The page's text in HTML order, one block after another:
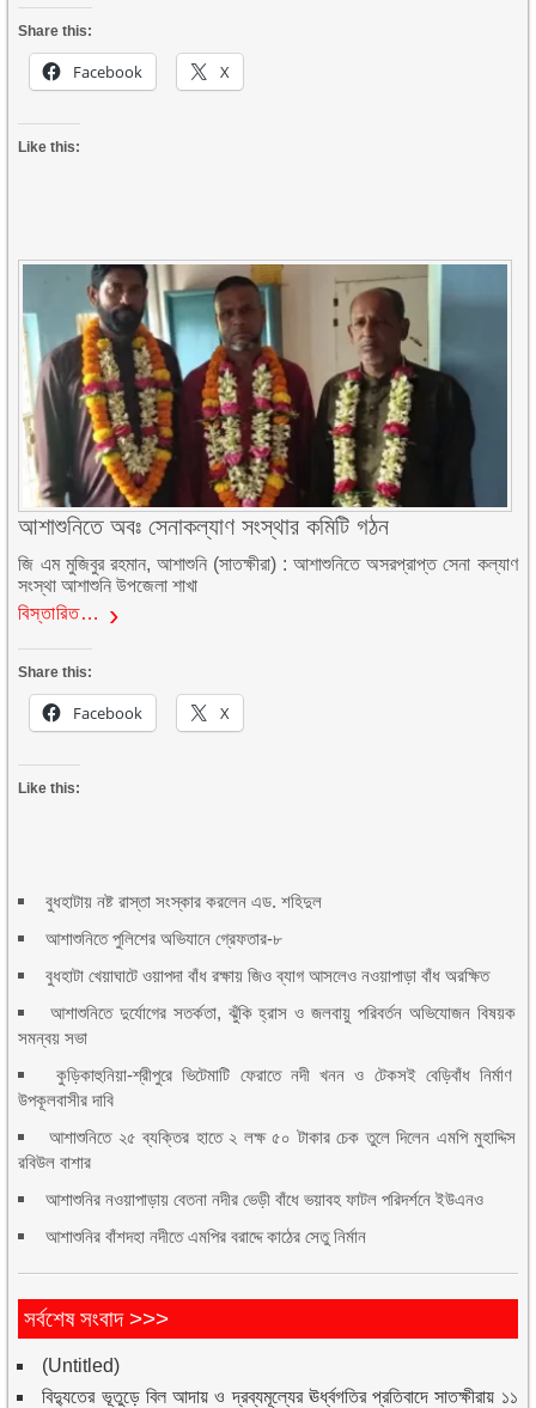
Share this:
Facebook X
Like this:
আশাশুনিতে অবঃ সেনাকল্যাণ সংস্থার কমিটি গঠন
জি এম মুজিবুর রহমান, আশাশুনি (সাতক্ষীরা) : আশাশুনিতে অসরপ্রাপ্ত সেনা কল্যাণ
সংস্থা আশাশুনি উপজেলা শাখা
বিস্তারিত…
Share this:
Facebook X
Like this:
বুধহাটায় নষ্ট রাস্তা সংস্কার করলেন এড. শহিদুল
আশাশুনিতে পুলিশের অভিযানে গ্রেফতার-৮
বুধহাটা খেয়াঘাটে ওয়াপদা বাঁধ রক্ষায় জিও ব্যাগ আসলেও নওয়াপাড়া বাঁধ অরক্ষিত
আশাশুনিতে দুর্যোগের সতর্কতা, ঝুঁকি হ্রাস ও জলবায়ু পরিবর্তন অভিযোজন বিষয়ক
সমন্বয় সভা
কুড়িকাহুনিয়া-শ্রীপুরে ভিটেমাটি ফেরাতে নদী খনন ও টেকসই বেড়িবাঁধ নির্মাণ
উপকূলবাসীর দাবি
আশাশুনিতে ২৫ ব্যক্তির হাতে ২ লক্ষ ৫০ টাকার চেক তুলে দিলেন এমপি মুহাদ্দিস
রবিউল বাশার
আশাশুনির নওয়াপাড়ায় বেতনা নদীর ভেড়ী বাঁধে ভয়াবহ ফাটল পরিদর্শনে ইউএনও
আশাশুনির বাঁশদহা নদীতে এমপির বরাদ্দে কাঠের সেতু নির্মান
সর্বশেষ সংবাদ >>>
(Untitled)
বিদ্যুতের ভূতুড়ে বিল আদায় ও দ্রব্যমূল্যের ঊর্ধ্বগতির প্রতিবাদে সাতক্ষীরায় ১১